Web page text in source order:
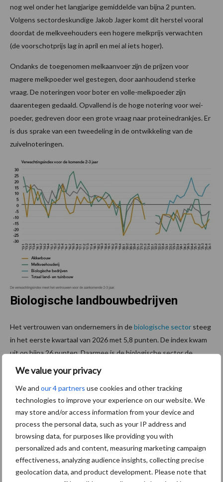
We value your privacy
We and our 4 partners use cookies and other tracking
technologies to improve your experience on our website. We
may store and/or access information from your device and
process the personal data, such as your IP address and
browsing data, for purposes like providing you with
personalized ads and content, measuring marketing campaign
effectiveness, analyzing audience insights, collecting precise
geolocation data, and product development. Please note that
nog wel onder het langjarige gemiddelde van bijna 2 punten.
Volgens sectordeskundige Jakob Jager komt dit herstel vooral
doordat de melkveehouders een hogere melkprijs verwachten
(de voorschotprijs lag in april en mei al iets hoger).
Ondanks de toegenomen melkaanvoer zijn de prijzen voor
magere melkpoeder wel gestegen, door aanhoudend sterke
vraag. De noteringen voor boter en volle-melkpoeder zijn
daarentegen gedaald. Opvallend is de hoge notering voor wei-
poeder, gedreven door een grote vraag naar proteïnedrankjes. Er
is dus sprake van een tweedeling in de ontwikkeling van de
zuivelnoteringen.
Biologische landbouwbedrijven
Het vertrouwen van ondernemers in debiologische sector steeg
in het eerste kwartaal van 2026 met 5,8 punten. De index kwam
uit op bijna 26 punten. Daarmee is de biologische sector de
sector met het meeste vertrouwen in de eigen onderneming.
middellange termijn steeg.
Sectorspecialist Coen van Ruiten van Wageningen Social &
Economic Research geeft aan dat de aanhoudende aandacht
voor biologische producten in zowel overheidsbeleid als retail
mogelijk bijdraagt aan de positieve ontwikkeling van het
vertrouwen onder biologische landbouwbedrijven.